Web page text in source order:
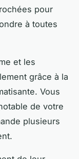
pour
à toutes
et les
grâce à la
Vous
de votre
plusieurs